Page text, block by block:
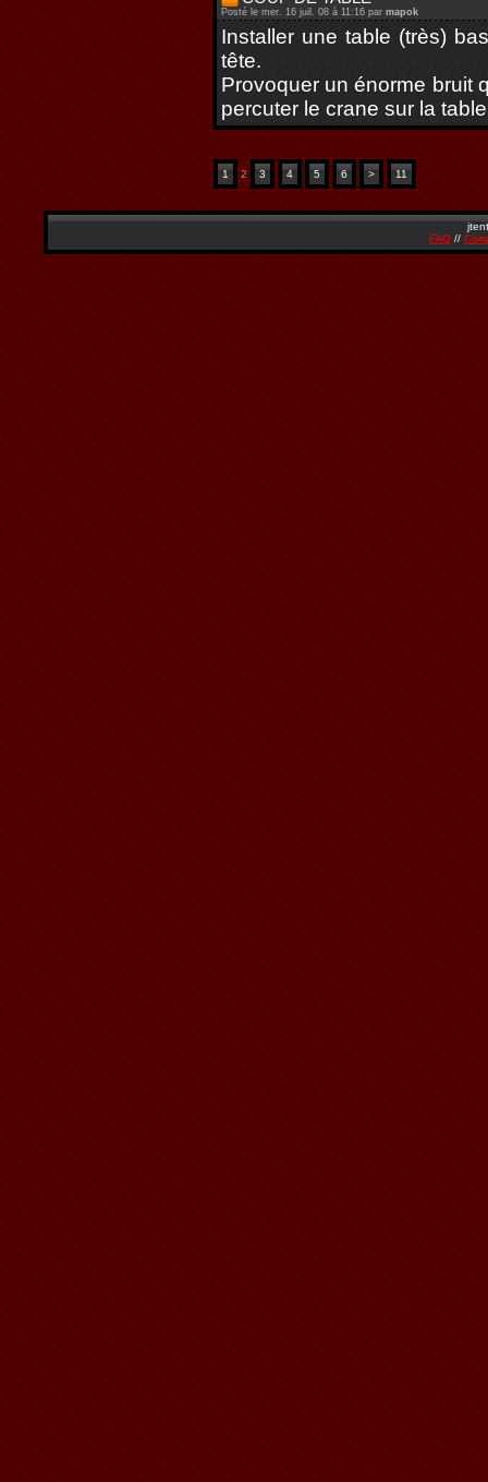
Posté le mer. 16 juil. 08 à 11:16 par mapok
Installer une table (très)
tête.
Provoquer un énorme bruit
percuter le crane sur la
1 2 3 4 5 6 > 11
FAQ //